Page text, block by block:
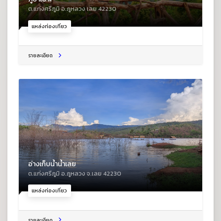
แหล่งท่องเที่ยว
ต.แก่งศรีภูมิ อ.ภูหลวง เลย 42230
รายละเอียด
แหล่งท่องเที่ยว
อ่างเก็บน้ำน้ำเลย
ต.แก่งศรีภูมิ อ.ภูหลวง จ.เลย 42230